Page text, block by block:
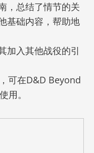
，总结了情节的关
基础内容，帮助地
加入其他战役的引
可在D&D Beyond
用。